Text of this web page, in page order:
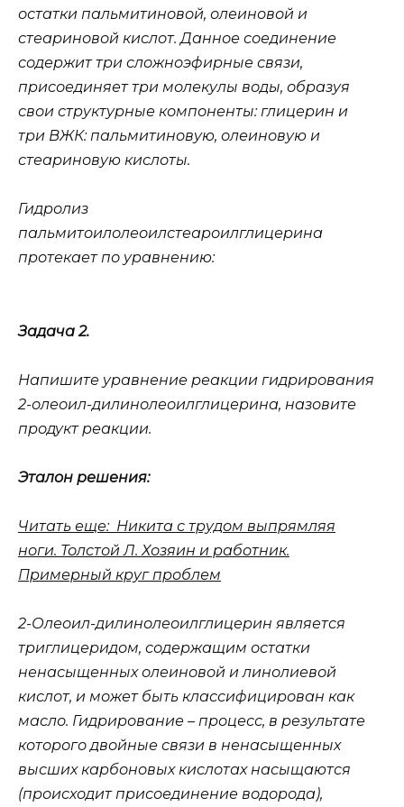
остатки пальмитиновой, олеиновой и
стеариновой кислот. Данное соединение
содержит три сложноэфирные связи,
присоединяет три молекулы воды, образуя
свои структурные компоненты: глицерин и
три ВЖК: пальмитиновую, олеиновую и
стеариновую кислоты.
Гидролиз
пальмитоилолеоилстеароилглицерина
протекает по уравнению:
Задача 2.
Напишите уравнение реакции гидрирования
2-олеоил-дилинолеоилглицерина, назовите
продукт реакции.
Эталон решения:
Читать еще: Никита с трудом выпрямляя
ноги. Толстой Л. Хозяин и работник.
Примерный круг проблем
2-Олеоил-дилинолеоилглицерин является
триглицеридом, содержащим остатки
ненасыщенных олеиновой и линолиевой
кислот, и может быть классифицирован как
масло. Гидрирование – процесс, в результате
которого двойные связи в ненасыщенных
высших карбоновых кислотах насыщаются
(происходит присоединение водорода),